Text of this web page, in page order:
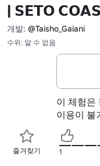
| 𝗦𝗘𝗧𝗢
개발: @Taisho_Gaiani
수위: 알 수 없음
이 체험은
이용이 불
즐겨찾기 1